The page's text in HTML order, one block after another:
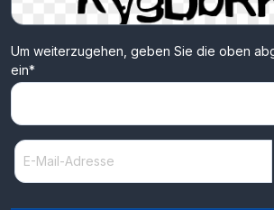
Um weiterzugehen, geben Sie die oben
ein*